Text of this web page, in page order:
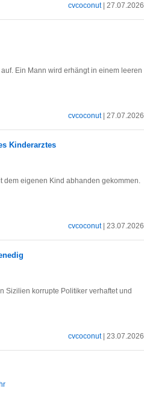
cvcoconut| 27.07.2026
Ein Mann wird erhängt in einem leeren
cvcoconut| 27.07.2026
Kinderarztes
dem eigenen Kind abhanden gekommen.
cvcoconut| 23.07.2026
Sizilien korrupte Politiker verhaftet und
cvcoconut| 23.07.2026